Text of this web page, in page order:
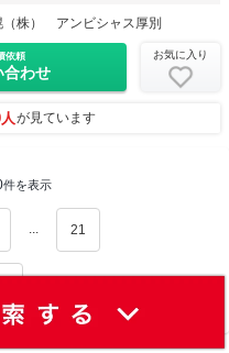
（株） アンビシャス厚別
依頼
合わせ
お気に入り
が見ています
件を表示
... 21